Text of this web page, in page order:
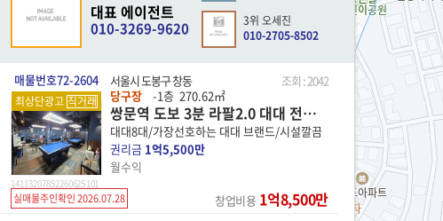
대표 에이전트
010-3269-9620
3위 오세진
010-2705-8502
매물번호72-2604
최상단광고 직거래
14 11320 7852 260625 101
서울시 도봉구 창동
조회 : 2042
당구장
-1층 270.62㎡
쌍문역 도보 3분 라팔2.0 대대 전용 구장
대대8대/가장선호하는 대대 브랜드/시설깔끔
권리금 1억5,500만
월수익
실매물주인확인 2026.07.28 창업비용 1억8,500만